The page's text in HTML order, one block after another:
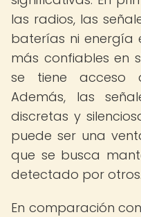
las radios, las
baterías ni energía
más confiables en
se tiene acceso
Además, las
discretas y
puede ser una
que se busca
detectado por otros.
En comparación